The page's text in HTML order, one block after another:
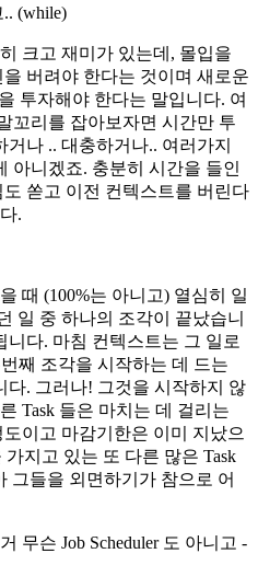
(while)
크고 재미가 있는데, 몰입을
버려야 한다는 것이며 새로운
투자해야 한다는 말입니다. 여
꼬리를 잡아보자면 시간만 투
나 .. 대충하거나.. 여러가지
아니겠죠. 충분히 시간을 들인
쏟고 이전 컨텍스트를 버린다
.
때 (100%는 아니고) 열심히 일
일 중 하나의 조각이 끝났습니
다. 마침 컨텍스트는 그 일로
째 조각을 시작하는 데 드는
다. 그러나! 그것을 시작하지 않
Task 들은 마치는 데 걸리는
이고 마감기한은 이미 지났으
지고 있는 또 다른 많은 Task
그들을 외면하기가 참으로 어
무슨 Job Scheduler 도 아니고 -